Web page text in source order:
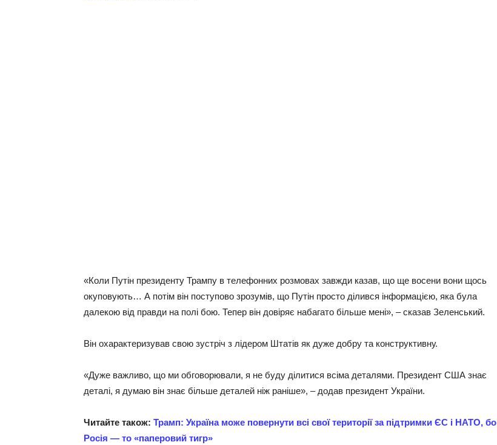
«Коли Путін президенту Трампу в телефонних розмовах завжди казав, що ще восени вони щось
окуповують… А потім він поступово зрозумів, що Путін просто ділився інформацією, яка була
далекою від правди на полі бою. Тепер він довіряє набагато більше мені», – сказав Зеленський.
Він охарактеризував свою зустріч з лідером Штатів як дуже добру та конструктивну.
«Дуже важливо, що ми обговорювали, я не буду ділитися всіма деталями. Президент США знає
деталі, я думаю він знає більше деталей ніж раніше», – додав президент України.
Читайте також: Трамп: Україна може повернути всі свої території за підтримки ЄС і НАТО, бо
Росія — то «паперовий тигр»